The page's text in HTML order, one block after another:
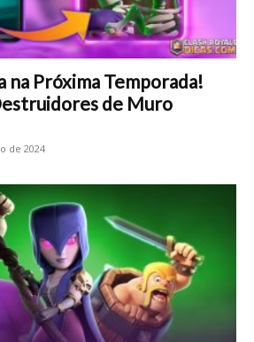
na Próxima Temporada!
de Muro
de 2024